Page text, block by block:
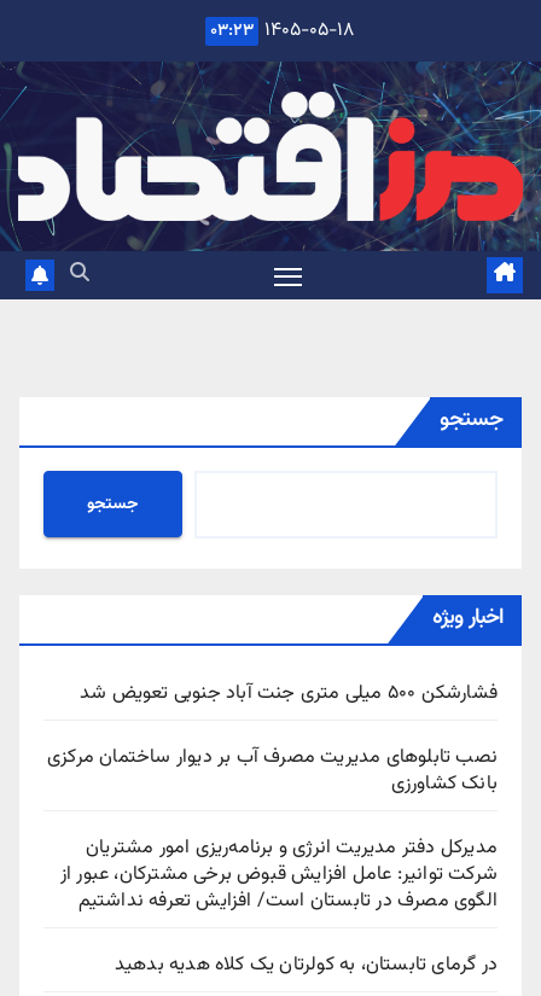
content
۱۴۰۵-۰۵-۱۸ ۰۳:۲۳
جستجو
جستجو
اخبار ویژه
فشارشکن ۵۰۰ میلی متری جنت آباد جنوبی تعویض شد
نصب تابلوهای مدیریت مصرف آب بر دیوار ساختمان مرکزی
بانک کشاورزی
مدیرکل دفتر مدیریت انرژی و برنامه‌ریزی امور مشتریان
شرکت توانیر: عامل افزایش قبوض برخی مشترکان، عبور از
الگوی مصرف در تابستان است/ افزایش تعرفه نداشتیم
در گرمای تابستان، به کولرتان یک کلاه هدیه بدهید